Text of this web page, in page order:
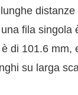
fila singola
di 101.6 mm,
su larga